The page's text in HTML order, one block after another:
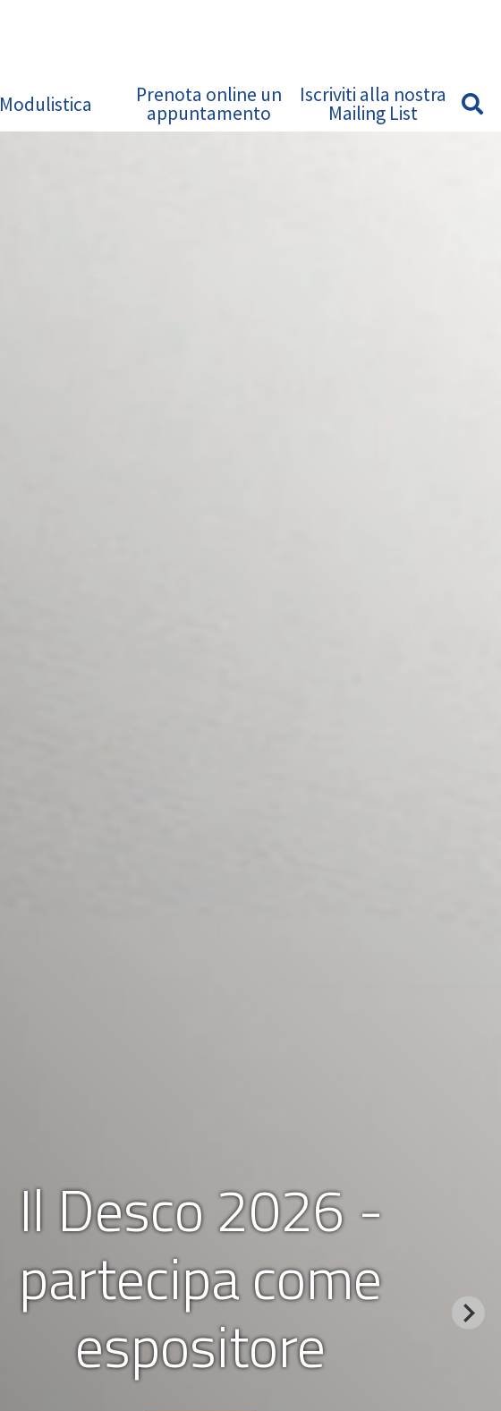
Modulistica Prenota online un
appuntamento
Iscriviti alla nostra
Mailing List
Il Desco 2026 -
partecipa come
espositore